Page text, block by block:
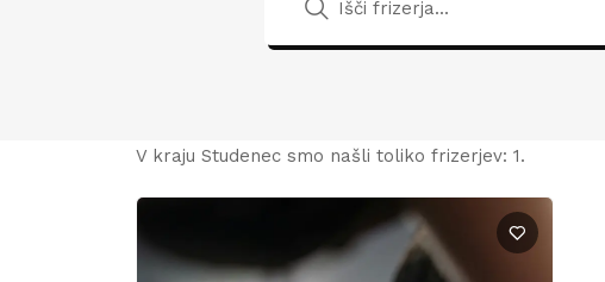
V kraju Studenec smo našli toliko frizerjev: 1.